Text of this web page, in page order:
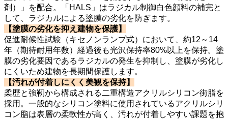
剤）」を配合。「HALS」はラジカル制御白色顔料の補完と
して、ラジカルによる塗膜の劣化を防ぎます。
【塗膜の劣化を抑え建物を保護】
促進耐候性試験（キセノンランプ式）において、約12～14
年（期待耐用年数）経過後も光沢保持率80%以上を保持。塗
膜の劣化要因であるラジカルの発生を抑制し、塗膜が劣化し
にくいため建物を長期間保護します。
【汚れが付着しにくく美観を保持】
柔歴と強靭から構成される二重構造アクリルシリコン街脂を
採用。一般的なシリコン塗料に使用されているアクリルシリ
コン脂は表層の柔軟性が高く、汚れが付着しやすい課題を抱